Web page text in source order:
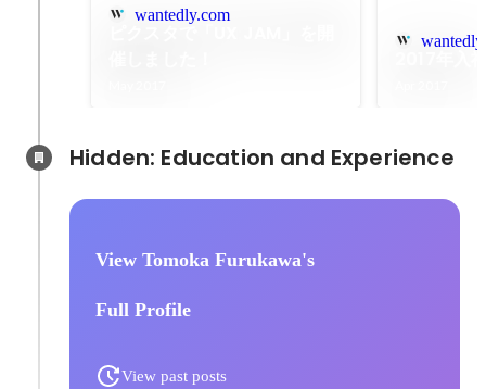
wantedly.com
View Tomoka Furukawa's
Full Profile
View past posts